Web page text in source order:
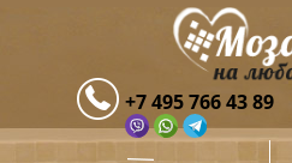
+7 495 766 43 89